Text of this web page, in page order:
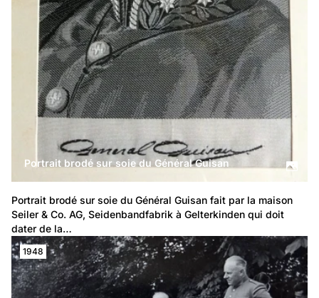
Portrait brodé sur soie du Général Guisan
Portrait brodé sur soie du Général Guisan fait par la maison
Seiler & Co. AG, Seidenbandfabrik à Gelterkinden qui doit
dater de la…
1948